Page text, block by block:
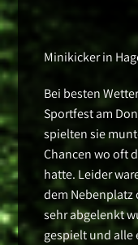
Minikicker in
Bei besten
Sportfest am
spielten sie
Chancen wo oft
hatte. Leider
dem Nebenplatz
sehr abgelenkt
gespielt und alle